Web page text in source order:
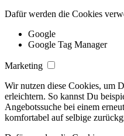
Dafür werden die Cookies
Google
Google Tag Manager
Marketing
Wir nutzen diese Cookies, um
erleichtern. So kannst Du
Angebotssuche bei einem
komfortabel auf selbige